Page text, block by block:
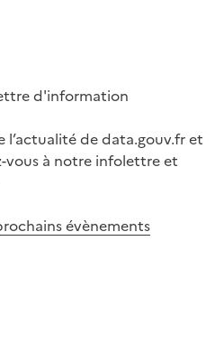
d'information
l’actualité de data.gouv.fr et
vous à notre infolettre et
évènements